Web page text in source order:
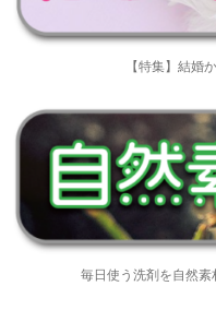
【特集】結婚
毎日使う洗剤を自然